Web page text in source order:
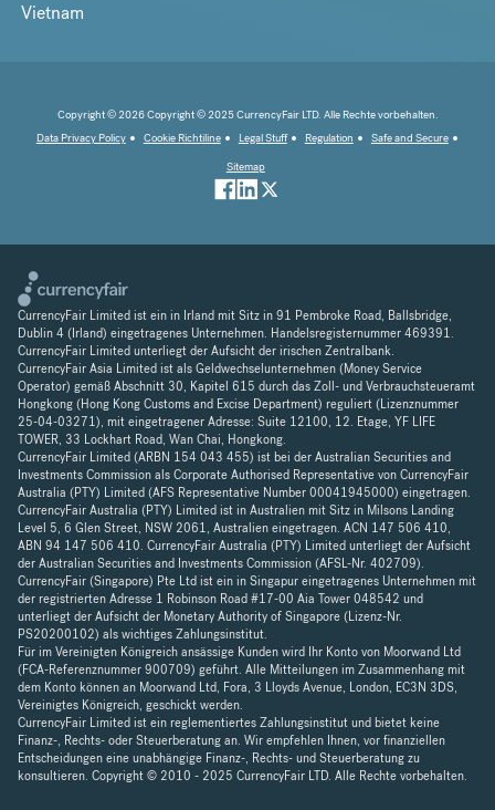
Vietnam
Copyright © 2026 Copyright © 2025 CurrencyFair LTD. Alle Rechte vorbehalten.
Data Privacy Policy
Cookie Richtiline Legal Stuff Regulation
Safe and Secure
Sitemap
CurrencyFair Limited ist ein in Irland mit Sitz in 91 Pembroke Road, Ballsbridge,
Dublin 4 (Irland) eingetragenes Unternehmen. Handelsregisternummer 469391.
CurrencyFair Limited unterliegt der Aufsicht der irischen Zentralbank.
CurrencyFair Asia Limited ist als Geldwechselunternehmen (Money Service
Operator) gemäß Abschnitt 30, Kapitel 615 durch das Zoll- und Verbrauchsteueramt
Hongkong (Hong Kong Customs and Excise Department) reguliert (Lizenznummer
25-04-03271), mit eingetragener Adresse: Suite 12100, 12. Etage, YF LIFE
TOWER, 33 Lockhart Road, Wan Chai, Hongkong.
CurrencyFair Limited (ARBN 154 043 455) ist bei der Australian Securities and
Investments Commission als Corporate Authorised Representative von CurrencyFair
Australia (PTY) Limited (AFS Representative Number 00041945000) eingetragen.
CurrencyFair Australia (PTY) Limited ist in Australien mit Sitz in Milsons Landing
Level 5, 6 Glen Street, NSW 2061, Australien eingetragen. ACN 147 506 410,
ABN 94 147 506 410. CurrencyFair Australia (PTY) Limited unterliegt der Aufsicht
der Australian Securities and Investments Commission (AFSL-Nr. 402709).
CurrencyFair (Singapore) Pte Ltd ist ein in Singapur eingetragenes Unternehmen mit
der registrierten Adresse 1 Robinson Road #17-00 Aia Tower 048542 und
unterliegt der Aufsicht der Monetary Authority of Singapore (Lizenz-Nr.
PS20200102) als wichtiges Zahlungsinstitut.
Für im Vereinigten Königreich ansässige Kunden wird Ihr Konto von Moorwand Ltd
(FCA-Referenznummer 900709) geführt. Alle Mitteilungen im Zusammenhang mit
dem Konto können an Moorwand Ltd, Fora, 3 Lloyds Avenue, London, EC3N 3DS,
Vereinigtes Königreich, geschickt werden.
CurrencyFair Limited ist ein reglementiertes Zahlungsinstitut und bietet keine
Finanz-, Rechts- oder Steuerberatung an. Wir empfehlen Ihnen, vor finanziellen
Entscheidungen eine unabhängige Finanz-, Rechts- und Steuerberatung zu
konsultieren. Copyright © 2010 - 2025 CurrencyFair LTD. Alle Rechte vorbehalten.